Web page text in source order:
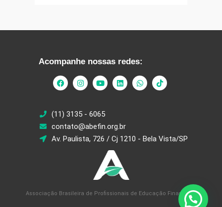
Acompanhe nossas redes:
(11) 3135 - 6065
contato@abefin.org.br
Av. Paulista, 726 / Cj 1210 - Bela Vista/SP
Associação Brasileira de Profissionais de Educação Financeira